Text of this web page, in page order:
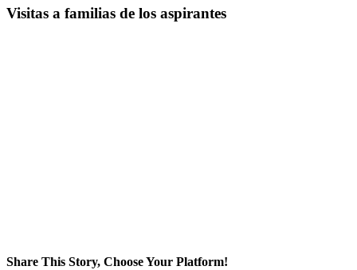
Visitas a familias de los aspirantes
Share This Story, Choose Your Platform!